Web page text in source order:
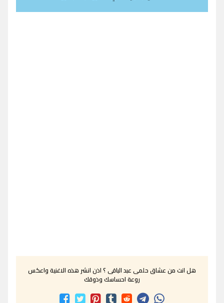
هل انت من عشاق حلمى عبد الباقى ؟ اذن انشر هذه الاغنية واعكس
روعة احساسك وذوقك